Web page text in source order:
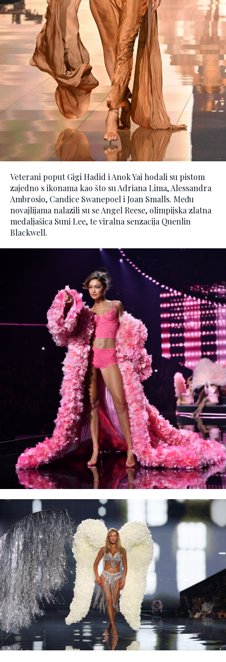
Veterani poput Gigi Hadid i Anok Yai hodali su pistom
zajedno s ikonama kao što su Adriana Lima, Alessandra
Ambrosio, Candice Swanepoel i Joan Smalls. Među
novajlijama nalazili su se Angel Reese, olimpijska zlatna
medaljašica Suni Lee, te viralna senzacija Quenlin
Blackwell.